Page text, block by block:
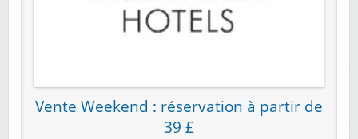
Vente Weekend : réservation à partir de
39 £